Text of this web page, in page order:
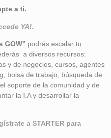
a ti.
YA!.
GOW” podrás escalar tu
a diversos recursos:
y de negocios, cursos, agentes
bolsa de trabajo, búsqueda de
soporte de la comunidad y de
la I.A y desarrollar la
a STARTER para